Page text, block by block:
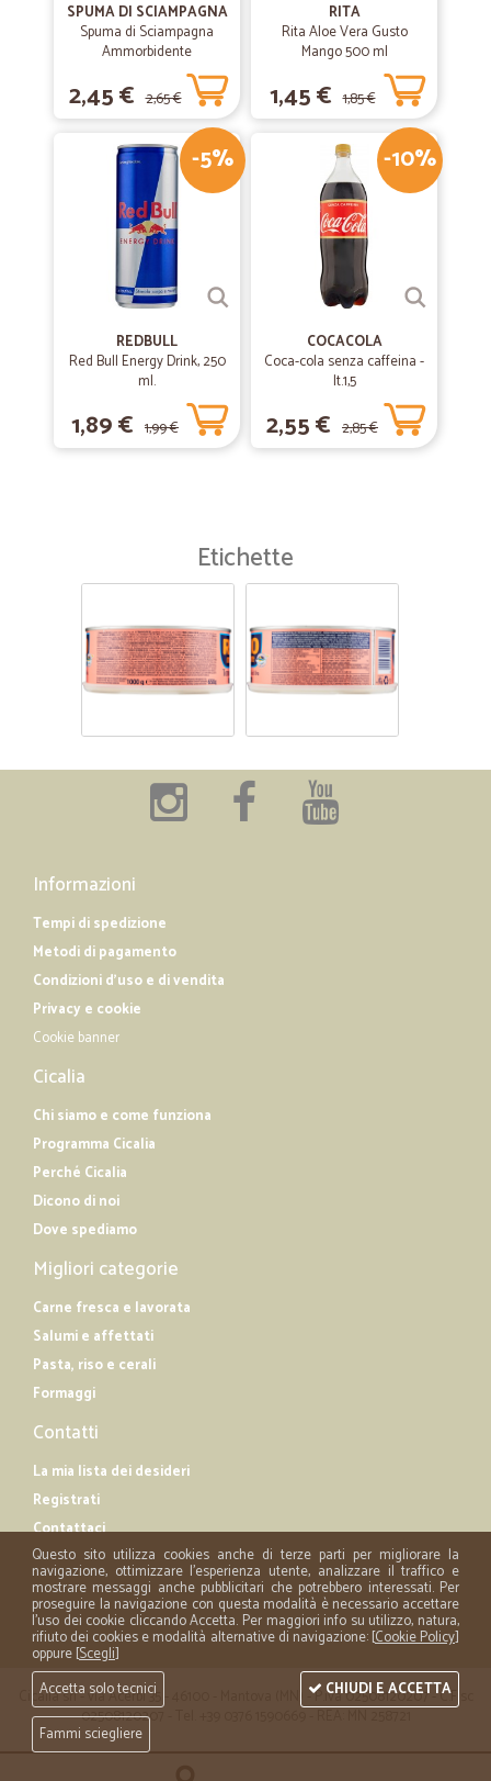
SPUMA DI SCIAMPAGNA
Spuma di Sciampagna
Ammorbidente
Concentrato Carezza
d'Argan 600 ml
2,45 € 2,65 €
RITA
Rita Aloe Vera Gusto
Mango 500 ml
1,45 € 1,85 €
-5%
REDBULL
Red Bull Energy Drink, 250
ml.
1,89 € 1,99 €
-10%
COCACOLA
Coca-cola senza caffeina -
lt.1,5
2,55 € 2,85 €
Etichette
Informazioni
Tempi di spedizione
Metodi di pagamento
Condizioni d'uso e di vendita
Privacy e cookie
Cookie banner
Cicalia
Chi siamo e come funziona
Programma Cicalia
Perché Cicalia
Dicono di noi
Dove spediamo
Migliori categorie
Carne fresca e lavorata
Salumi e affettati
Pasta, riso e cerali
Formaggi
Contatti
La mia lista dei desideri
Registrati
Contattaci
Cicalia srl - via Acerbi 35 - 46100 - Mantova (MN) - P.iva 02508120207 - C.Fisc
02508120207 - Tel. +39 0376 1590669 - REA: MN 258721
Questo sito utilizza cookies anche di terze parti per migliorare la
navigazione, ottimizzare l'esperienza utente, analizzare il traffico e
mostrare messaggi anche pubblicitari che potrebbero interessati. Per
proseguire la navigazione con questa modalità è necessario accettare
l'uso dei cookie cliccando Accetta. Per maggiori info su utilizzo, natura,
rifiuto dei cookies e modalità alternative di navigazione: [Cookie Policy]
oppure [Scegli]
Accetta solo tecnici
Fammi sciegliere
CHIUDI E ACCETTA